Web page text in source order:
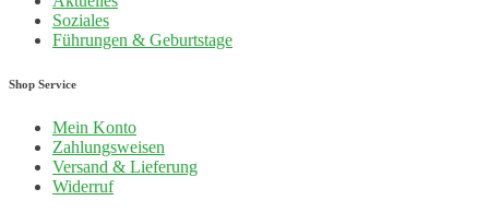
Soziales
Führungen & Geburtstage
Shop Service
Mein Konto
Zahlungsweisen
Versand & Lieferung
Widerruf